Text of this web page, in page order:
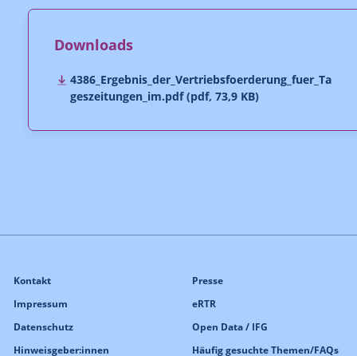
Downloads
4386_Ergebnis_der_Vertriebsfoerderung_fuer_Ta
geszeitungen_im.pdf (pdf, 73,9 KB)
Kontakt
Impressum
Datenschutz
Hinweisgeber:innen
Presse
eRTR
Open Data / IFG
Häufig gesuchte Themen/FAQs